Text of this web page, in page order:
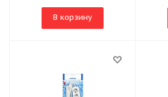
В корзину